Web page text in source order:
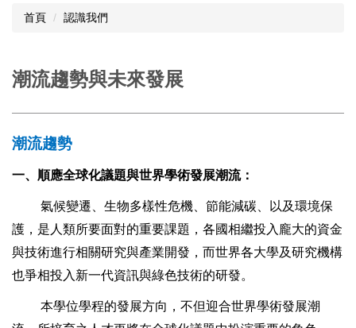
首頁 認識我們
潮流趨勢與未來發展
潮流趨勢
一、順應全球化議題與世界學術發展潮流：
氣候變遷、生物多樣性危機、節能減碳、以及環境保
護，是人類所要面對的重要課題，各國相繼投入龐大的資金
與技術進行相關研究與產業開發，而世界各大學及研究機構
也爭相投入新一代資訊與綠色技術的研發。
本學位學程的發展方向，不但迎合世界學術發展潮